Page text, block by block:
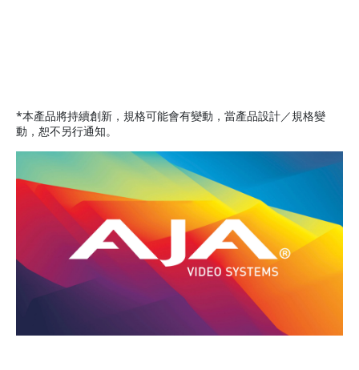
*本產品將持續創新，規格可能會有變動，當產品設計／規格變
動，恕不另行通知。